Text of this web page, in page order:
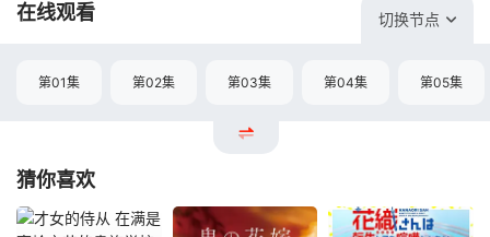
在线观看 切换节点
第01集 第02集 第03集 第04集 第05集
猜你喜欢